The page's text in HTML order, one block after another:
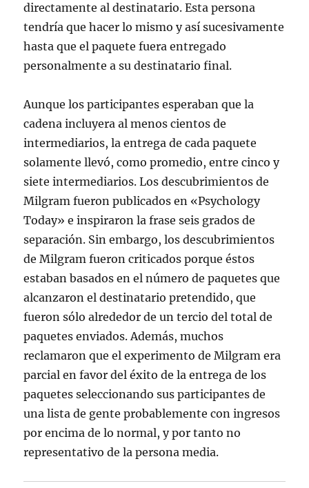
directamente al destinatario. Esta persona
tendría que hacer lo mismo y así sucesivamente
hasta que el paquete fuera entregado
personalmente a su destinatario final.
Aunque los participantes esperaban que la
cadena incluyera al menos cientos de
intermediarios, la entrega de cada paquete
solamente llevó, como promedio, entre cinco y
siete intermediarios. Los descubrimientos de
Milgram fueron publicados en «Psychology
Today» e inspiraron la frase seis grados de
separación. Sin embargo, los descubrimientos
de Milgram fueron criticados porque éstos
estaban basados en el número de paquetes que
alcanzaron el destinatario pretendido, que
fueron sólo alrededor de un tercio del total de
paquetes enviados. Además, muchos
reclamaron que el experimento de Milgram era
parcial en favor del éxito de la entrega de los
paquetes seleccionando sus participantes de
una lista de gente probablemente con ingresos
por encima de lo normal, y por tanto no
representativo de la persona media.